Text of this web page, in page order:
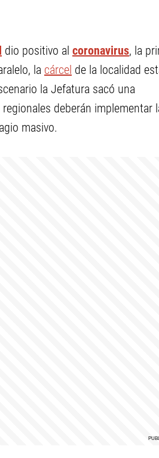
dio positivo al coronavirus, la
la cárcel de la localidad
la Jefatura sacó una
deberán implementar
masivo.